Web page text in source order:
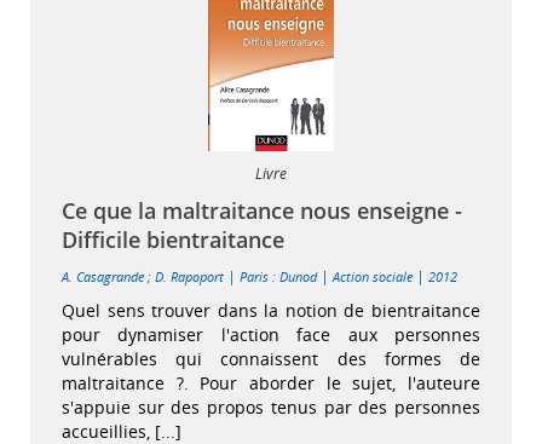
Livre
Ce que la maltraitance nous enseigne -
Difficile bientraitance
A. Casagrande ; D. Rapoport | Paris : Dunod|Action sociale | 2012
Quel sens trouver dans la notion de bientraitance
pour dynamiser l'action face aux personnes
vulnérables qui connaissent des formes de
maltraitance ?. Pour aborder le sujet, l'auteure
s'appuie sur des propos tenus par des personnes
accueillies, [...]